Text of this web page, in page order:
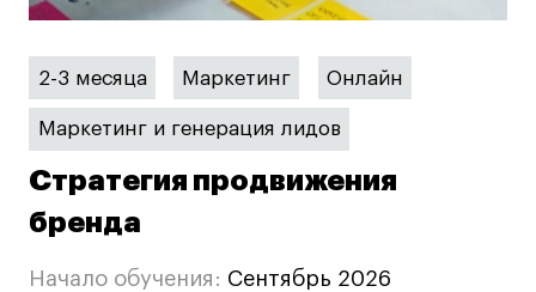
2-3 месяца Маркетинг Онлайн
Маркетинг и генерация лидов
Стратегия продвижения
бренда
Начало обучения: Сентябрь 2026